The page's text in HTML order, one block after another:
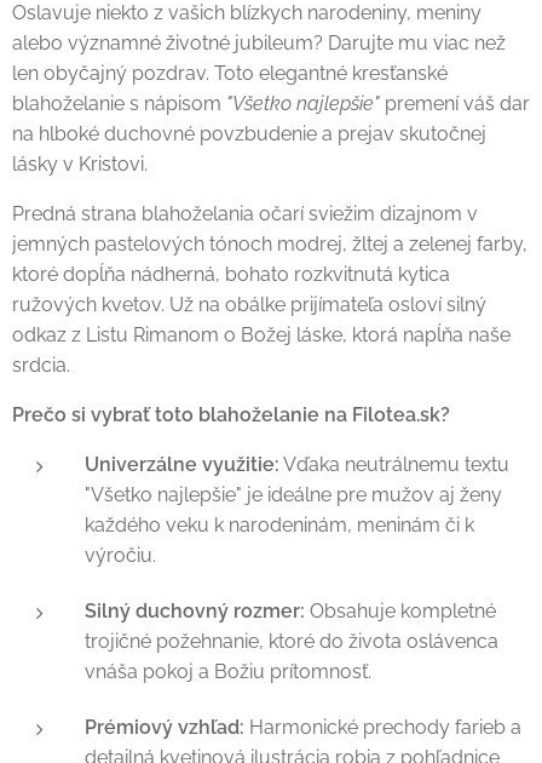
Oslavuje niekto z vašich blízkych narodeniny, meniny
alebo významné životné jubileum? Darujte mu viac než
len obyčajný pozdrav. Toto elegantné kresťanské
blahoželanie s nápisom "Všetko najlepšie" premení váš dar
na hlboké duchovné povzbudenie a prejav skutočnej
lásky v Kristovi.
Predná strana blahoželania očarí sviežim dizajnom v
jemných pastelových tónoch modrej, žltej a zelenej farby,
ktoré dopĺňa nádherná, bohato rozkvitnutá kytica
ružových kvetov. Už na obálke prijímateľa osloví silný
odkaz z Listu Rimanom o Božej láske, ktorá napĺňa naše
srdcia.
Prečo si vybrať toto blahoželanie na Filotea.sk?
Univerzálne využitie: Vďaka neutrálnemu textu
"Všetko najlepšie" je ideálne pre mužov aj ženy
každého veku k narodeninám, meninám či k
výročiu.
Silný duchovný rozmer: Obsahuje kompletné
trojičné požehnanie, ktoré do života oslávenca
vnáša pokoj a Božiu prítomnosť.
Prémiový vzhľad: Harmonické prechody farieb a
detailná kvetinová ilustrácia robia z pohľadnice